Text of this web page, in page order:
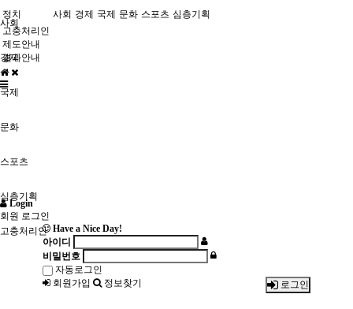
사회
경제
국제
문화
스포츠
심층기획
고충처리인
정치 사회 경제 국제 문화 스포츠 심층기획
고충처리인
제도안내
결과안내
Login
회원 로그인
Have a Nice Day!
아이디
비밀번호
자동로그인
로그인
회원가입 정보찾기